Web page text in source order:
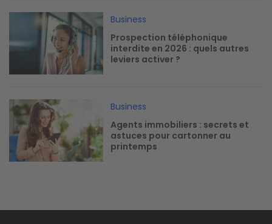
Image
Business
Prospection téléphonique
interdite en 2026 : quels autres
leviers activer ?
Image
Business
Agents immobiliers : secrets et
astuces pour cartonner au
printemps